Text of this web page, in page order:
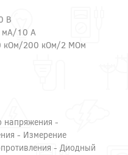
В
мА/10 А
кОм/200 кОм/2 МОм
напряжения -
- Измерение
- Диодный